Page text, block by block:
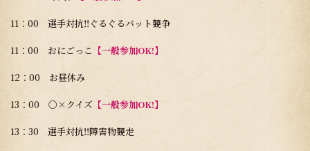
11：00 選手対抗‼ぐるぐるバット競争
11：00 おにごっこ 【一般参加OK!】
12：00 お昼休み
13：00 〇×クイズ 【一般参加OK!】
13：30 選手対抗‼障害物競走